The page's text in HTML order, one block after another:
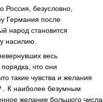
Россия, безусловно,
Германия после
народ становится
насилию.
весь
что они
такие чувства и желания
К наиболее безумным
желание большого числа